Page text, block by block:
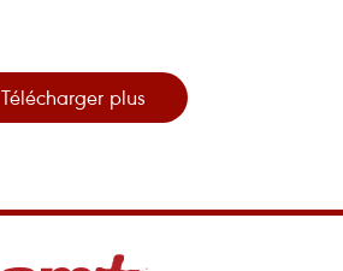
Télécharger plus